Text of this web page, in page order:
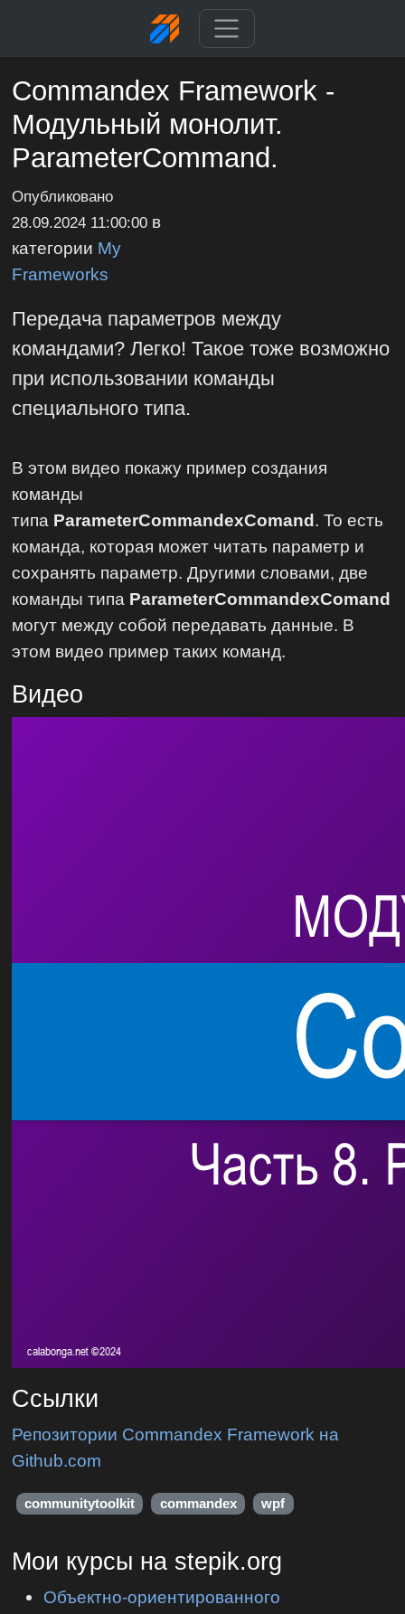
Commandex Framework -
Модульный монолит.
ParameterCommand.
Опубликовано
28.09.2024 11:00:00 в
категории My
Frameworks
Передача параметров между
командами? Легко! Такое тоже возможно
при использовании команды
специального типа.
В этом видео покажу пример создания
команды
типа ParameterCommandexComand. То есть
команда, которая может читать параметр и
сохранять параметр. Другими словами, две
команды типа ParameterCommandexComand
могут между собой передавать данные. В
этом видео пример таких команд.
Видео
Ссылки
Репозитории Commandex Framework на
Github.com
communitytoolkit commandex wpf
Мои курсы на stepik.org
Объектно-ориентированного